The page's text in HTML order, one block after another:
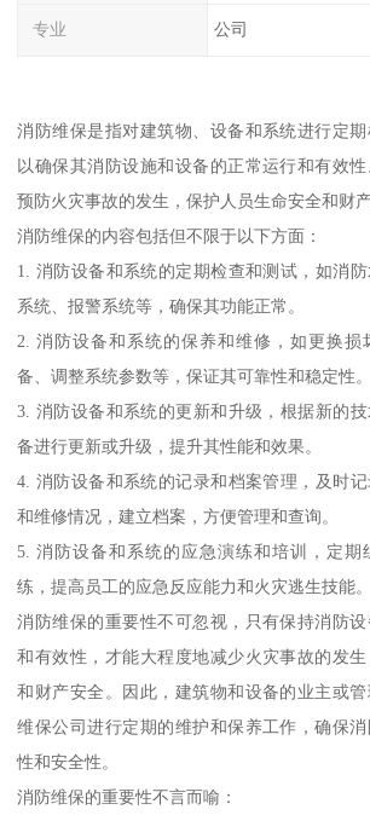
专业 公司
消防维保是指对建筑物、设备和系统进行定期
以确保其消防设施和设备的正常运行和有效
预防火灾事故的发生，保护人员生命安全和财产
消防维保的内容包括但不限于以下方面：
1. 消防设备和系统的定期检查和测试，如消
系统、报警系统等，确保其功能正常。
2. 消防设备和系统的保养和维修，如更换损
备、调整系统参数等，保证其可靠性和稳定性。
3. 消防设备和系统的更新和升级，根据新的
备进行更新或升级，提升其性能和效果。
4. 消防设备和系统的记录和档案管理，及时
和维修情况，建立档案，方便管理和查询。
5. 消防设备和系统的应急演练和培训，定期
练，提高员工的应急反应能力和火灾逃生技能。
消防维保的重要性不可忽视，只有保持消防
和有效性，才能大程度地减少火灾事故的发
和财产安全。因此，建筑物和设备的业主或
维保公司进行定期的维护和保养工作，确保
性和安全性。
消防维保的重要性不言而喻：